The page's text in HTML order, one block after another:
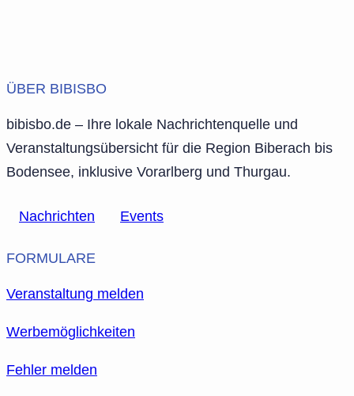
ÜBER BIBISBO
bibisbo.de – Ihre lokale Nachrichtenquelle und
Veranstaltungsübersicht für die Region Biberach bis
Bodensee, inklusive Vorarlberg und Thurgau.
Nachrichten Events
FORMULARE
Veranstaltung melden
Werbemöglichkeiten
Fehler melden